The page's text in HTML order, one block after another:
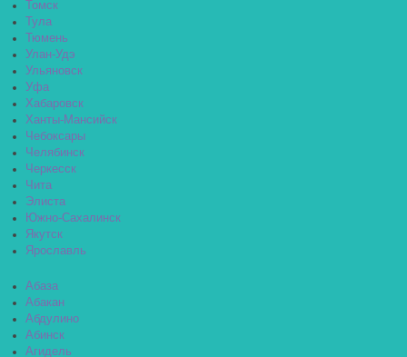
Томск
Тула
Тюмень
Улан-Удэ
Ульяновск
Уфа
Хабаровск
Ханты-Мансийск
Чебоксары
Челябинск
Черкесск
Чита
Элиста
Южно-Сахалинск
Якутск
Ярославль
Абаза
Абакан
Абдулино
Абинск
Агидель